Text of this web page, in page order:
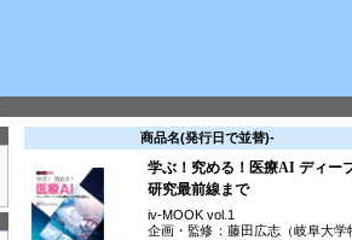
商品名(発行日で並替)-
学ぶ！究める！医療AI ディー
研究最前線まで
iv-MOOK vol.1
企画・監修：藤田広志（岐阜大学